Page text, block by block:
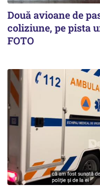
Două avioane de
coliziune, pe pista
FOTO